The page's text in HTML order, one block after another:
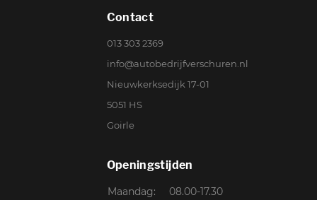
Contact
013 303 2369
info@autobedrijfverschuren.nl
Nieuwkerksedijk 17-01
5051 HS
Goirle
Openingstijden
Maandag: 08.00-17.30